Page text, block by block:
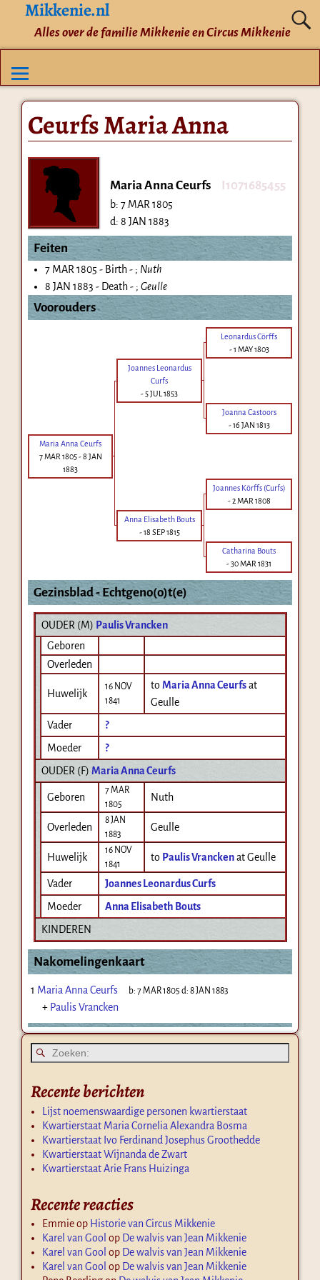
Mikkenie.nl
Alles over de familie Mikkenie en Circus Mikkenie
Ceurfs Maria Anna
Maria Anna Ceurfs I1071685455
b: 7 MAR 1805
d: 8 JAN 1883
Feiten
7 MAR 1805 - Birth - ; Nuth
8 JAN 1883 - Death - ; Geulle
Voorouders
Leonardus Cörffs
-1 MAY 1803
Joannes Leonardus
Curfs
-5 JUL 1853
Joanna Castoors
-16 JAN 1813
Maria Anna Ceurfs
7 MAR 1805-8 JAN
1883
Joannes Körffs (Curfs)
-2 MAR 1808
Anna Elisabeth Bouts
-18 SEP 1815
Catharina Bouts
-30 MAR 1831
Gezinsblad - Echtgeno(o)t(e)
OUDER (M) Paulis Vrancken
Geboren
Overleden
Huwelijk
16 NOV
1841
toMaria Anna Ceurfs at
Geulle
Vader
?
Moeder
?
OUDER (F) Maria Anna Ceurfs
Geboren
7 MAR
1805
Nuth
Overleden
8 JAN
1883
Geulle
Huwelijk
16 NOV
1841
to Paulis Vrancken at Geulle
Vader
Joannes Leonardus Curfs
Moeder
Anna Elisabeth Bouts
KINDEREN
Nakomelingenkaart
1 Maria Anna Ceurfs b:7 MAR 1805 d:8 JAN 1883
+ Paulis Vrancken
Recente berichten
Lijst noemenswaardige personen kwartierstaat
Kwartierstaat Maria Cornelia Alexandra Bosma
Kwartierstaat Ivo Ferdinand Josephus Groothedde
Kwartierstaat Wijnanda de Zwart
Kwartierstaat Arie Frans Huizinga
Recente reacties
Emmieop Historie van Circus Mikkenie
Karel van Gool op De walvis van Jean Mikkenie
Karel van Gool op De walvis van Jean Mikkenie
Karel van Gool op De walvis van Jean Mikkenie